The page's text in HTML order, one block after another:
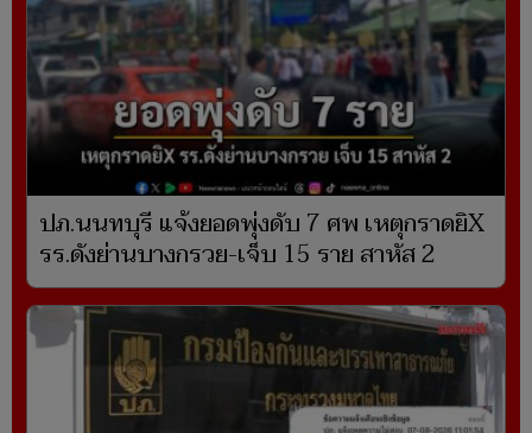
ปภ.นนทบุรี แจ้งยอดพุ่งดับ 7 ศพ เหตุกราดยิX
รร.ดังย่านบางกรวย-เจ็บ 15 ราย สาหัส 2